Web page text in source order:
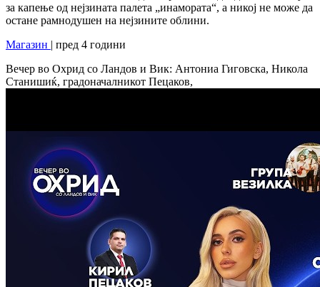
за капење од нејзината палета „инамората“, а никој не може да
остане рамнодушен на нејзините облини.
Магазин | пред 4 години
Вечер во Охрид со Ландов и Вик: Антониа Гиговска, Никола
Станишиќ, градоначалникот Пецаков,